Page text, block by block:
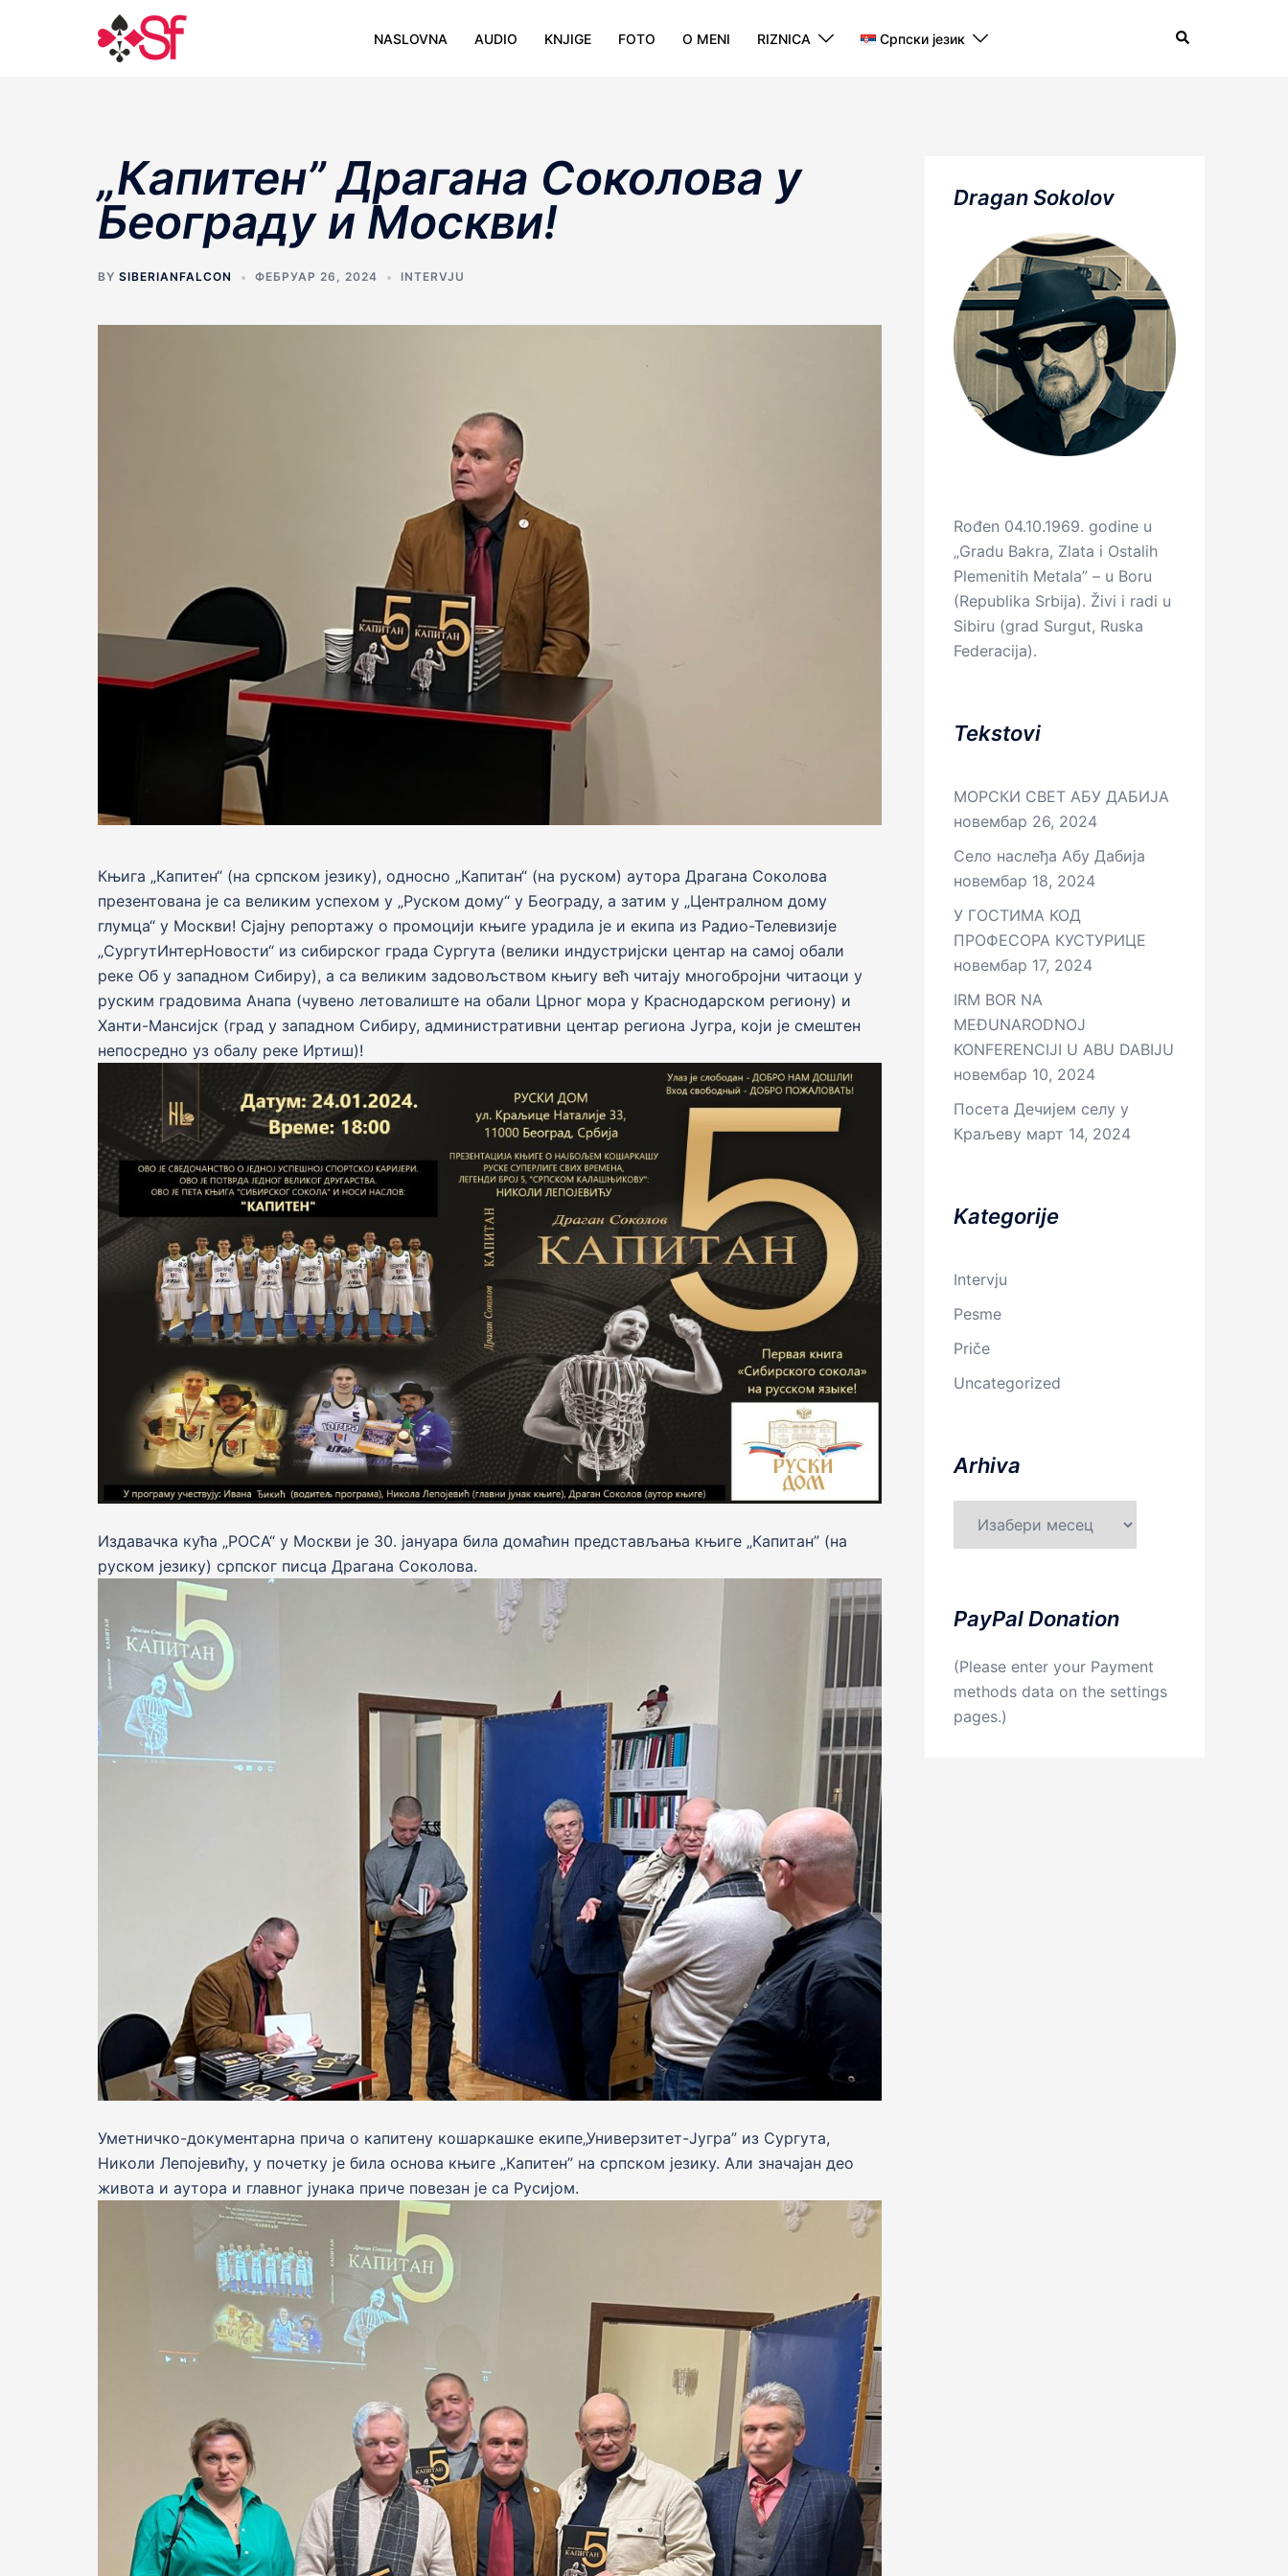
NASLOVNA AUDIO KNJIGE FOTO O MENI RIZNICA Српски језик Search
„Капитен” Драгана Соколова у
Београду и Москви!
BY SIBERIANFALCON ФЕБРУАР 26, 2024 INTERVJU
Књига „Капитен“ (на српском језику), односно „Капитан“ (на руском) аутора Драгана Соколова
презентована је са великим успехом у „Руском дому“ у Београду, а затим у „Централном дому
глумца“ у Москви! Сјајну репортажу о промоцији књиге урадила је и екипа из Радио-Телевизије
„СургутИнтерНовости“ из сибирског града Сургута (велики индустријски центар на самој обали
реке Об у западном Сибиру), а са великим задовољством књигу већ читају многобројни читаоци у
руским градовима Анапа (чувено летовалиште на обали Црног мора у Краснодарском региону) и
Ханти-Мансијск (град у западном Сибиру, административни центар региона Југра, који је смештен
непосредно уз обалу реке Иртиш)!
Издавачка кућа „РОСА“ у Москви је 30. јануара била домаћин представљања књиге „Капитан” (на
руском језику) српског писца Драгана Соколова.
Уметничко-документарна прича о капитену кошаркашке екипе„Универзитет-Југра” из Сургута,
Николи Лепојевићу, у почетку је била основа књиге „Капитен” на српском језику. Али значајан део
живота и аутора и главног јунака приче повезан је са Русијом.
Dragan Sokolov
Rođen 04.10.1969. godine u
„Gradu Bakra, Zlata i Ostalih
Plemenitih Metala” – u Boru
(Republika Srbija). Živi i radi u
Sibiru (grad Surgut, Ruska
Federacija).
Tekstovi
МОРСКИ СВЕТ АБУ ДАБИЈА
новембар 26, 2024
Село наслеђа Абу Дабија
новембар 18, 2024
У ГОСТИМА КОД
ПРОФЕСОРА КУСТУРИЦЕ
новембар 17, 2024
IRM BOR NA
MEĐUNARODNOJ
KONFERENCIJI U ABU DABIJU
новембар 10, 2024
Посета Дечијем селу у
Краљеву март 14, 2024
Kategorije
Intervju
Pesme
Priče
Uncategorized
Arhiva
PayPal Donation
(Please enter your Payment
methods data on the settings
pages.)